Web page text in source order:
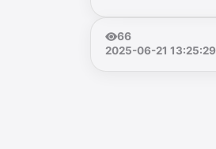
66
2025-06-21 13:25:29